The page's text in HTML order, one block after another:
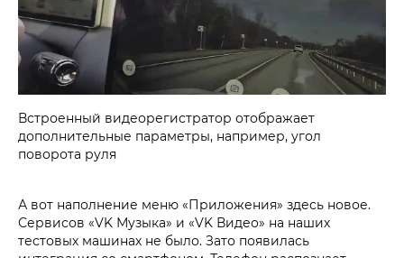
Встроенный видеорегистратор отображает
дополнительные параметры, например, угол
поворота руля
А вот наполнение меню «Приложения» здесь новое.
Сервисов «VK Музыка» и «VK Видео» на наших
тестовых машинах не было. Зато появилась